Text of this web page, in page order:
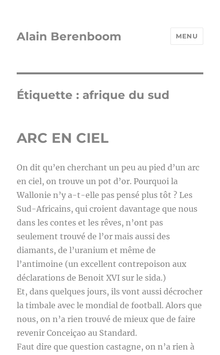
Alain Berenboom MENU
Étiquette : afrique du sud
ARC EN CIEL
On dit qu’en cherchant un peu au pied d’un arc
en ciel, on trouve un pot d’or. Pourquoi la
Wallonie n’y a-t-elle pas pensé plus tôt ? Les
Sud-Africains, qui croient davantage que nous
dans les contes et les rêves, n’ont pas
seulement trouvé de l’or mais aussi des
diamants, de l’uranium et même de
l’antimoine (un excellent contrepoison aux
déclarations de Benoit XVI sur le sida.)
Et, dans quelques jours, ils vont aussi décrocher
la timbale avec le mondial de football. Alors que
nous, on n’a rien trouvé de mieux que de faire
revenir Conceiçao au Standard.
Faut dire que question castagne, on n’a rien à